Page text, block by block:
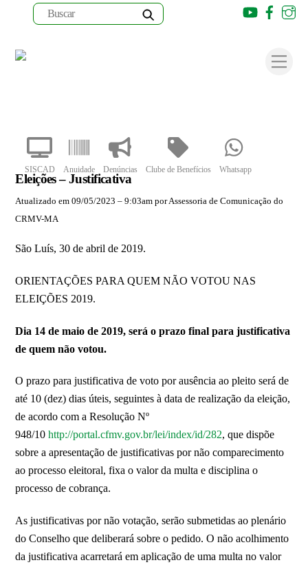
SISCAD Anuidade Denúncias Clube de Benefícios Whatsapp
Youtube
Eleições – Justificativa
Atualizado em 09/05/2023 – 9:03am por Assessoria de Comunicação do
CRMV-MA
São Luís, 30 de abril de 2019.
ORIENTAÇÕES PARA QUEM NÃO VOTOU NAS
ELEIÇÕES 2019.
Dia 14 de maio de 2019, será o prazo final para justificativa
de quem não votou.
O prazo para justificativa de voto por ausência ao pleito será de
até 10 (dez) dias úteis, seguintes à data de realização da eleição,
de acordo com a Resolução Nº
948/10http://portal.cfmv.gov.br/lei/index/id/282, que dispõe
sobre a apresentação de justificativas por não comparecimento
ao processo eleitoral, fixa o valor da multa e disciplina o
processo de cobrança.
As justificativas por não votação, serão submetidas ao plenário
do Conselho que deliberará sobre o pedido. O não acolhimento
da justificativa acarretará em aplicação de uma multa no valor